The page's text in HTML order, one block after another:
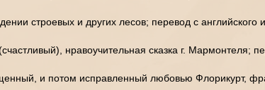
строевых и других лесов; перевод с
нравоучительная сказка г. Мармонтеля;
и потом исправленный любовью Флорикурт,